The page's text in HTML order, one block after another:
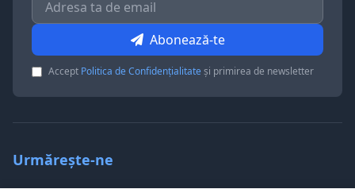
Abonează-te
Accept Politica de Confidențialitateși primirea de newsletter
Urmărește-ne